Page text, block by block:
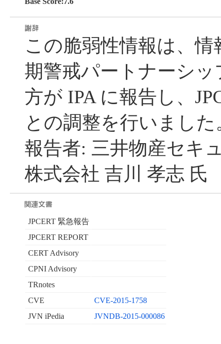
この脆弱性情報は、
期警戒パートナーシ
方が IPA に報告し、
との調整を行いました
報告者: 三井物産セキ
株式会社 吉川 孝志 氏
JPCERT 緊急報告
JPCERT REPORT
CERT Advisory
CPNI Advisory
TRnotes
CVE
CVE-2015-1758
JVN iPedia
JVNDB-2015-000086